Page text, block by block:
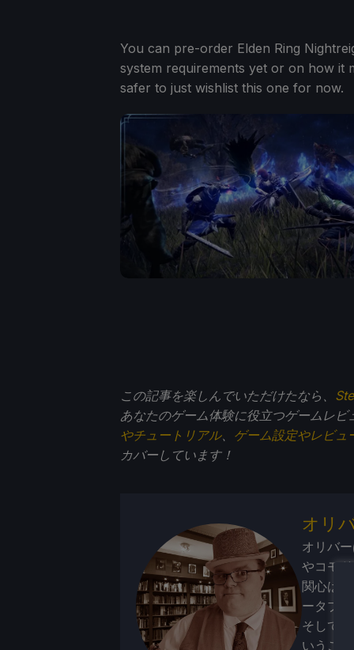
You can pre-order Elden Ring
system requirements yet or on how it
safer to just wishlist this one for now.
この記事を楽しんでいただけたなら、
あなたのゲーム体験に役立つゲームレ
やチュートリアル、 ゲーム設定やレビュ
カバーしています！
オリ
オリバ
やコモ
関心は
ータブ
そして
いうこ